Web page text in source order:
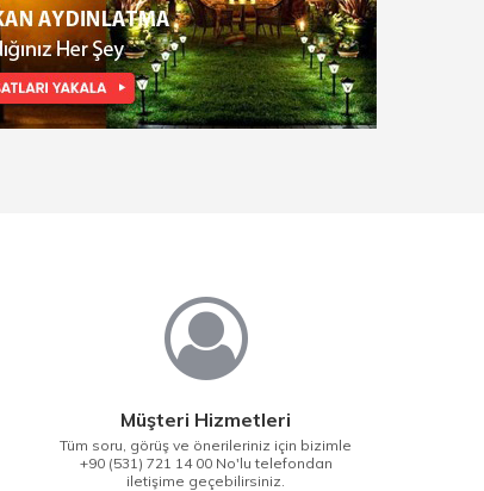
Müşteri Hizmetleri
Tüm soru, görüş ve önerileriniz için bizimle
+90 (531) 721 14 00 No'lu telefondan
iletişime geçebilirsiniz.